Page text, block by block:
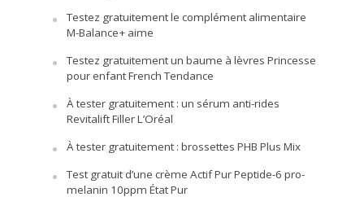
Testez gratuitement le complément alimentaire
M-Balance+ aime
Testez gratuitement un baume à lèvres Princesse
pour enfant French Tendance
À tester gratuitement : un sérum anti-rides
Revitalift Filler L’Oréal
À tester gratuitement : brossettes PHB Plus Mix
Test gratuit d’une crème Actif Pur Peptide-6 pro-
melanin 10ppm État Pur